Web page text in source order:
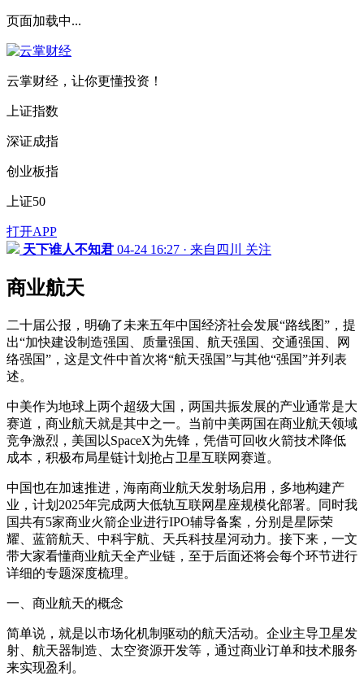
页面加载中...
云掌财经，让你更懂投资！
上证指数
深证成指
创业板指
上证50
打开APP
天下谁人不知君 04-24 16:27 · 来自四川 关注
商业航天
二十届公报，明确了未来五年中国经济社会发展“路线图”，提
出“加快建设制造强国、质量强国、航天强国、交通强国、网
络强国”，这是文件中首次将“航天强国”与其他“强国”并列表
述。
中美作为地球上两个超级大国，两国共振发展的产业通常是大
赛道，商业航天就是其中之一。当前中美两国在商业航天领域
竞争激烈，美国以SpaceX为先锋，凭借可回收火箭技术降低
成本，积极布局星链计划抢占卫星互联网赛道。
中国也在加速推进，海南商业航天发射场启用，多地构建产
业，计划2025年完成两大低轨互联网星座规模化部署。同时我
国共有5家商业火箭企业进行IPO辅导备案，分别是星际荣
耀、蓝箭航天、中科宇航、天兵科技星河动力。接下来，一文
带大家看懂商业航天全产业链，至于后面还将会每个环节进行
详细的专题深度梳理。
一、商业航天的概念
简单说，就是以市场化机制驱动的航天活动。企业主导卫星发
射、航天器制造、太空资源开发等，通过商业订单和技术服务
来实现盈利。